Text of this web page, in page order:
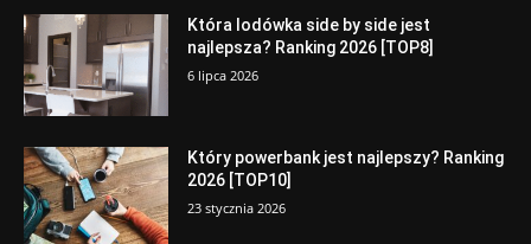
Która lodówka side by side jest
najlepsza? Ranking 2026 [TOP8]
6 lipca 2026
Który powerbank jest najlepszy? Ranking
2026 [TOP10]
23 stycznia 2026